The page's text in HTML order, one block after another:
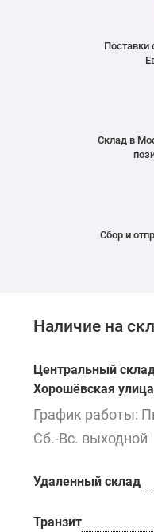
Поставки
Склад в
Сбор и
Наличие на
Центральный
Хорошёвская
График работы:
Сб.-Вс. выходной
Удаленный склад
Транзит